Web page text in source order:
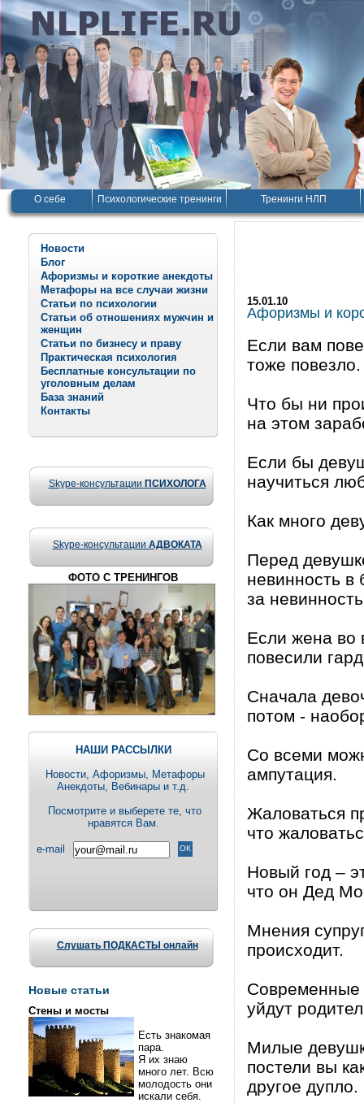
О себе Психологические тренинги Тренинги НЛП
Новости
Блог
Афоризмы и короткие анекдоты
Метафоры на все случаи жизни
Статьи по психологии
Статьи об отношениях мужчин и
женщин
Статьи по бизнесу и праву
Практическая психология
Бесплатные консультации по
уголовным делам
База знаний
Контакты
Skype-консультации ПСИХОЛОГА
Skype-консультации АДВОКАТА
ФОТО С ТРЕНИНГОВ
НАШИ РАССЫЛКИ
Новости, Aфоризмы, Метафоры
Анекдоты, Вебинары и т.д.
Посмотрите и выберете те, что
нравятся Вам.
e-mail
Слушать ПОДКАСТЫ онлайн
Новые статьи
Стены и мосты
Есть знакомая
пара.
Я их знаю
много лет. Всю
молодость они
искали себя.
15.01.10
Афоризмы и
Если вам
тоже повезло.
Что бы ни
на этом
Если бы
научиться
Как много
Перед
невинность в
за
Если жена во
повесили
Сначала
потом -
Со всеми
ампутация.
Жаловаться
что
Новый год –
что он Дед
Мнения
происходит.
Современные
уйдут
Милые
постели вы
другое дупло.